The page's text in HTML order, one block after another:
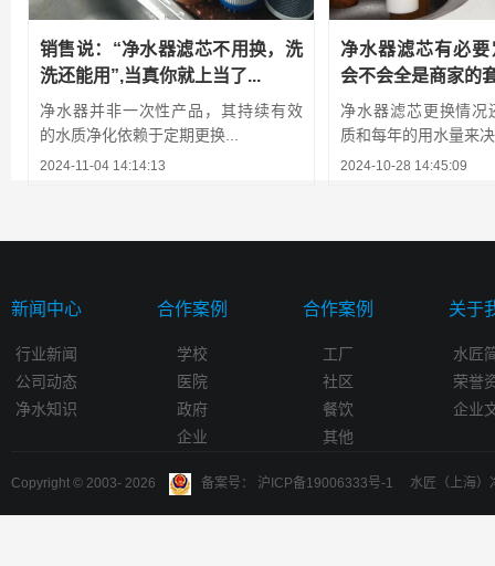
销售说：“净水器滤芯不用换，洗
洗还能用”,当真你就上当了...
净水器并非一次性产品，其持续有效
的水质净化依赖于定期更换...
2024-11-04 14:14:13
净水器滤芯有必
会不会全是商家的
净水器滤芯更换情况
质和每年的用水量来
2024-10-28 14:45:09
新闻中心
行业新闻
公司动态
净水知识
合作案例
学校
医院
政府
企业
合作案例
工厂
社区
餐饮
其他
关于
水匠
荣誉
企业
Copyright © 2003- 2026 备案号： 沪ICP备19006333号-1 水匠（上海）